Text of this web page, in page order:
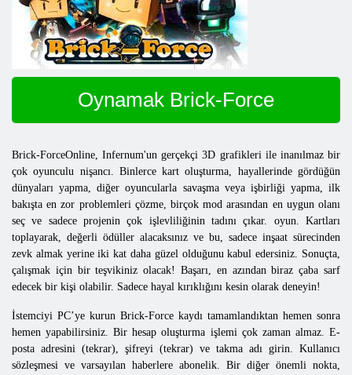
Oynamak Brick-Force
Brick-ForceOnline, Infernum'un gerçekçi 3D grafikleri ile inanılmaz bir
çok oyunculu nişancı. Binlerce kart oluşturma, hayallerinde gördüğün
dünyaları yapma, diğer oyuncularla savaşma veya işbirliği yapma, ilk
bakışta en zor problemleri çözme, birçok mod arasından en uygun olanı
seç ve sadece projenin çok işlevliliğinin tadını çıkar. oyun. Kartları
toplayarak, değerli ödüller alacaksınız ve bu, sadece inşaat sürecinden
zevk almak yerine iki kat daha güzel olduğunu kabul edersiniz. Sonuçta,
çalışmak için bir teşvikiniz olacak! Başarı, en azından biraz çaba sarf
edecek bir kişi olabilir. Sadece hayal kırıklığını kesin olarak deneyin!
İstemciyi PC’ye kurun Brick-Force kaydı tamamlandıktan hemen sonra
hemen yapabilirsiniz. Bir hesap oluşturma işlemi çok zaman almaz. E-
posta adresini (tekrar), şifreyi (tekrar) ve takma adı girin. Kullanıcı
sözleşmesi ve varsayılan haberlere abonelik. Bir diğer önemli nokta,